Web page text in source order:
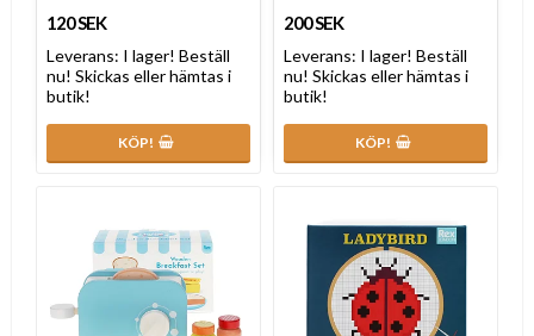
120 SEK
Leverans: I lager! Beställ
nu! Skickas eller hämtas i
butik!
KÖP!
200 SEK
Leverans: I lager! Beställ
nu! Skickas eller hämtas i
butik!
KÖP!